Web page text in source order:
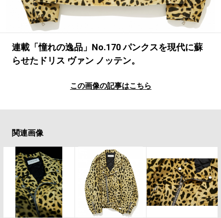
連載「憧れの逸品」No.170 パンクスを現代に蘇
らせたドリス ヴァン ノッテン。
この画像の記事はこちら
関連画像